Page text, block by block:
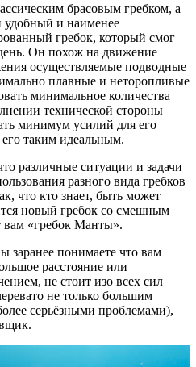
брасовым гребком, а
удобный и наименее
гребок, который смог
Он похож на движение
осуществляемые подводные
плавные и неторопливые
минимальное количества
технической стороны
минимум усилий для его
таким идеальным.
различные ситуации и задачи
разного вида гребков
что кто знает, быть может
новый гребок со смешным
вам «гребок Манты».
заранее понимаете что вам
расстояние или
не стоит изо всех сил
не только большим
серьёзными проблемами),